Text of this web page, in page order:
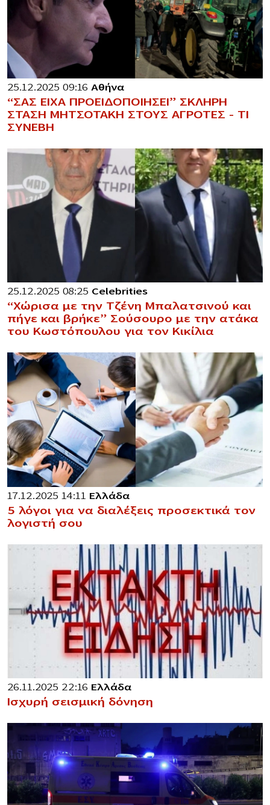
25.12.2025 09:16 Αθήνα
“ΣΑΣ ΕΙΧΑ ΠΡΟΕΙΔΟΠΟΙΗΣΕΙ” ΣΚΛΗΡΗ
ΣΤΑΣΗ ΜΗΤΣΟΤΑΚΗ ΣΤΟΥΣ ΑΓΡΟΤΕΣ – ΤΙ
ΣΥΝΕΒΗ
25.12.2025 08:25 Celebrities
“Χώρισα με την Τζένη Μπαλατσινού και
πήγε και βρήκε” Σούσουρο με την ατάκα
του Κωστόπουλου για τον Κικίλια
17.12.2025 14:11 Ελλάδα
5 λόγοι για να διαλέξεις προσεκτικά τον
λογιστή σου
26.11.2025 22:16 Ελλάδα
Ισχυρή σεισμική δόνηση